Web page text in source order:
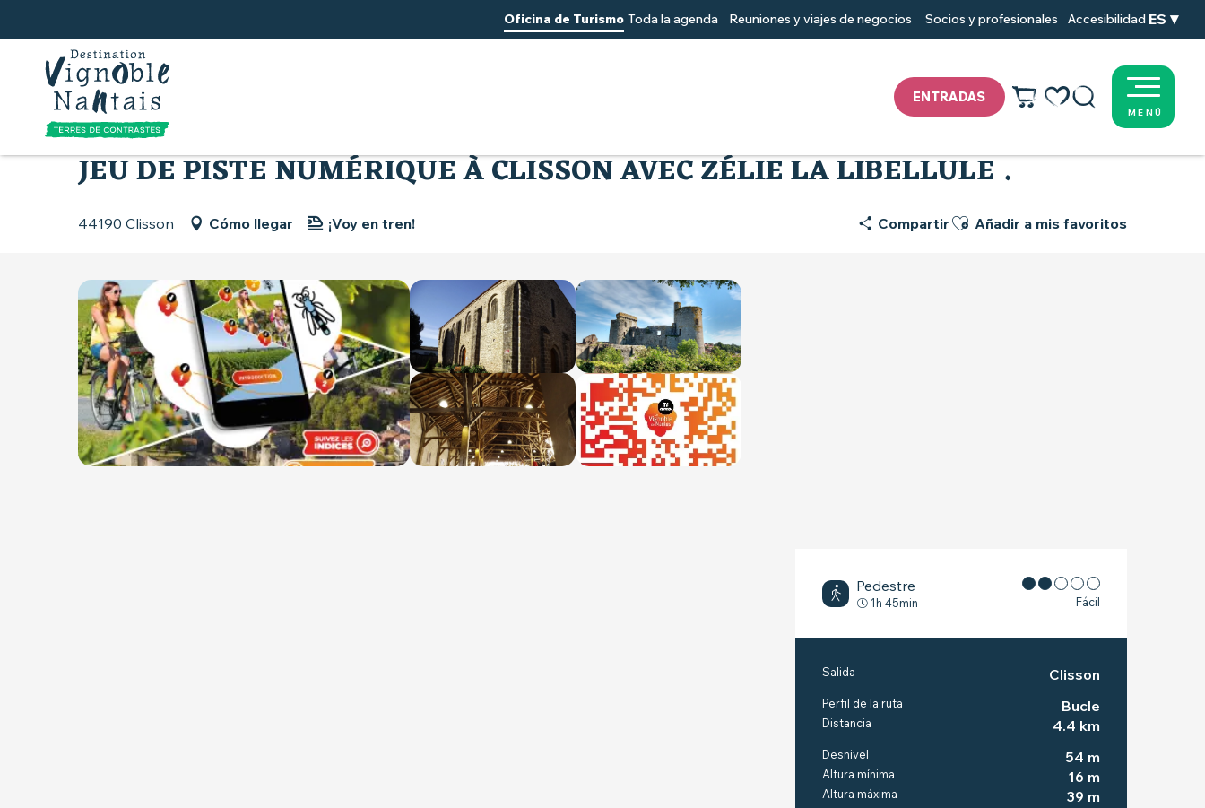
principal
ENTRADAS
Voir les favoris
Buscar
Oficina de Turismo Toda la agenda Reuniones y viajes de negocios Socios y profesionales Accesibilidad ES
MENÚ
Inicio
JEU DE PISTE NUMÉRIQUE À CLISSON AVEC ZÉLIE LA LIBELLULE .
44190 Clisson Cómo llegar ¡Voy en tren! Compartir Ajouter aux favoris
Añadir a mis favoritos
Pedestre
1h 45min Fácil
INFORMACIÓN
Salida Clisson
Perfil de la ruta Bucle
Distancia 4.4 km
Desnivel 54 m
Altura mínima 16 m
Altura máxima 39 m